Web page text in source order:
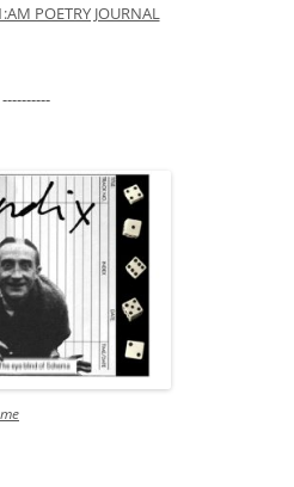
POETRY JOURNAL
----------